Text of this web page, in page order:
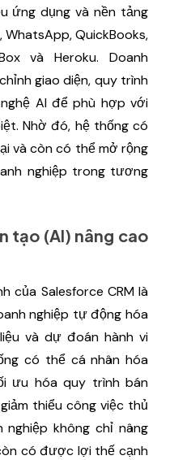
ứng dụng và nền tảng
QuickBooks,
và Heroku. Doanh
giao diện, quy trình
AI để phù hợp với
Nhờ đó, hệ thống có
và còn có thể mở rộng
nghiệp trong tương
tạo (AI) nâng cao
của Salesforce CRM là
nghiệp tự động hóa
và dự đoán hành vi
có thể cá nhân hóa
ưu hóa quy trình bán
thiểu công việc thủ
nghiệp không chỉ nâng
có được lợi thế cạnh